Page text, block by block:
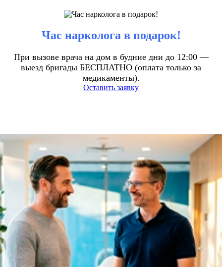
Час нарколога в подарок!
При вызове врача на дом в будние дни до 12:00 —
выезд бригады БЕСПЛАТНО (оплата только за
медикаменты).
Оставить заявку